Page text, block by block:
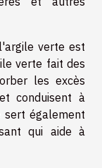
verte est
verte fait des
les excès
conduisent à
également
qui aide à